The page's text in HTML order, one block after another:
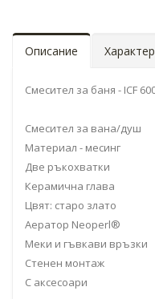
Описание
Смесител за баня - ICF
Смесител за вана/душ
Материал - месинг
Две ръкохватки
Керамична глава
Цвят: старо злато
Аератор Neoperl®
Меки и гъвкави връзки
Стенен монтаж
С аксесоари